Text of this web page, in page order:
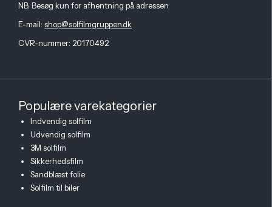
NB. Besøg kun for afhentning på adressen
E-mail: shop@solfilmgruppen.dk
CVR-nummer: 20170492
Populære varekategorier
Indvendig solfilm
Udvendig solfilm
3M solfilm
Sikkerhedsfilm
Sandblæst folie
Solfilm til biler